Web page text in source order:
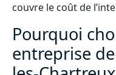
couvre le coût de
Pourquoi
entreprise